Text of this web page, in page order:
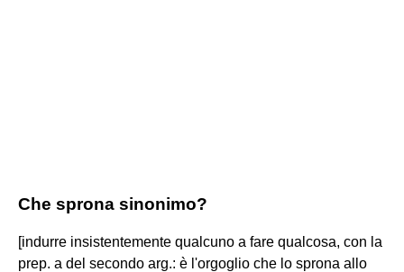
Che sprona sinonimo?
[indurre insistentemente qualcuno a fare qualcosa, con la
prep. a del secondo arg.: è l'orgoglio che lo sprona allo